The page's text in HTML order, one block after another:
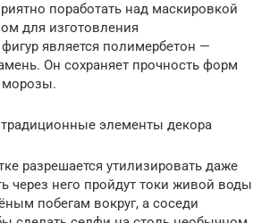
поработать над маскировкой
для изготовления
является полимербетон —
Он сохраняет прочность форм
морозы.
элементы декора
разрешается утилизировать даже
через него пройдут токи живой воды
побегам вокруг, а соседи